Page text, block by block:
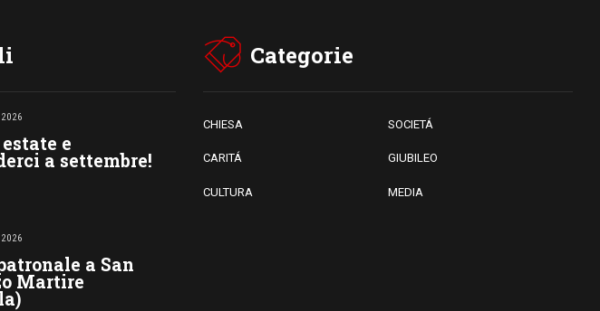
e
a settembre!
a San
Martire
Categorie
CHIESA SOCIETÁ
CARITÁ GIUBILEO
CULTURA MEDIA